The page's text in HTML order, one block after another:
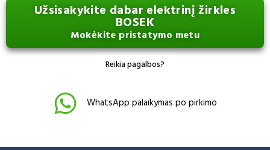
Užsisakykite dabar elektrinį žirkles
BOSEK
Mokėkite pristatymo metu
Reikia pagalbos?
WhatsApp palaikymas po pirkimo